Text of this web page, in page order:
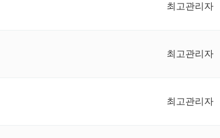
최고관리자
최고관리자
최고관리자